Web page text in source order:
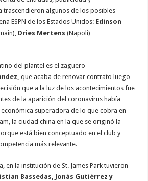
trascendieron algunos de los posibles
ESPN de los Estados Unidos: Edinson
Dries Mertens(Napoli)
del plantel es el zaguero
que acaba de renovar contrato luego
que a la luz de los acontecimientos fue
de la aparición del coronavirus había
superadora de lo que cobra en
la ciudad china en la que se originó la
está bien conceptuado en el club y
más relevante.
en la institución de St. James Park tuvieron
Bassedas, Jonás Gutiérrez y